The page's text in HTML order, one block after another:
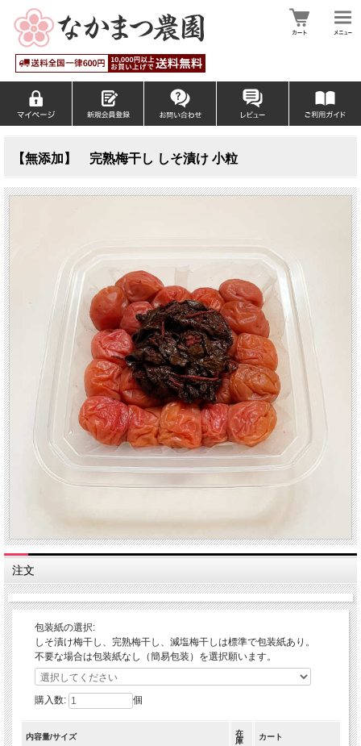
【無添加】 完熟梅干し しそ漬け 小粒
注文
包装紙の選択:
しそ漬け梅干し、完熟梅干し、減塩梅干しは標準で包装紙あり。
不要な場合は包装紙なし（簡易包装）を選択願います。
購入数: 個
内容量/サイズ
在
庫
カート